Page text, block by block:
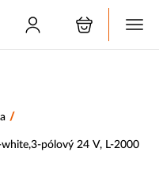
/
pólový 24 V, L-2000